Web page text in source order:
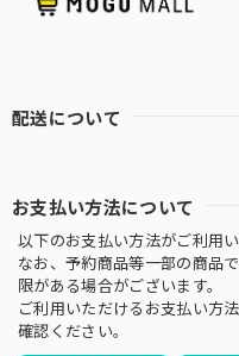
配送について
お支払い方法について
以下のお支払い方法がご利用い
なお、予約商品等一部の商品
限がある場合がございます。
ご利用いただけるお支払い方
確認ください。